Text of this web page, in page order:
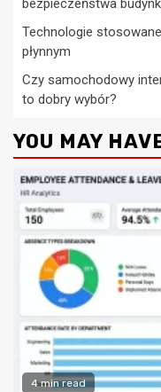
bezpieczeństwa
Technologie
płynnym
Czy samochodowy
to dobry wybór?
YOU MAY
4 min read